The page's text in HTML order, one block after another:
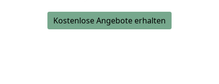
Kostenlose Angebote erhalten